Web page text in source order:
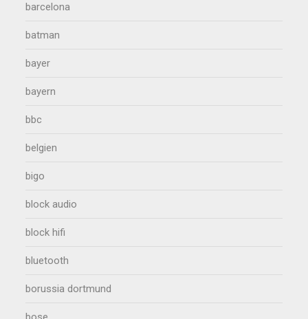
barcelona
batman
bayer
bayern
bbc
belgien
bigo
block audio
block hifi
bluetooth
borussia dortmund